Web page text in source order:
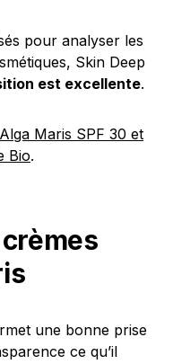
pour analyser les
Skin Deep
est excellente.
Maris SPF 30 et
Bio.
une bonne prise
ce qu’il